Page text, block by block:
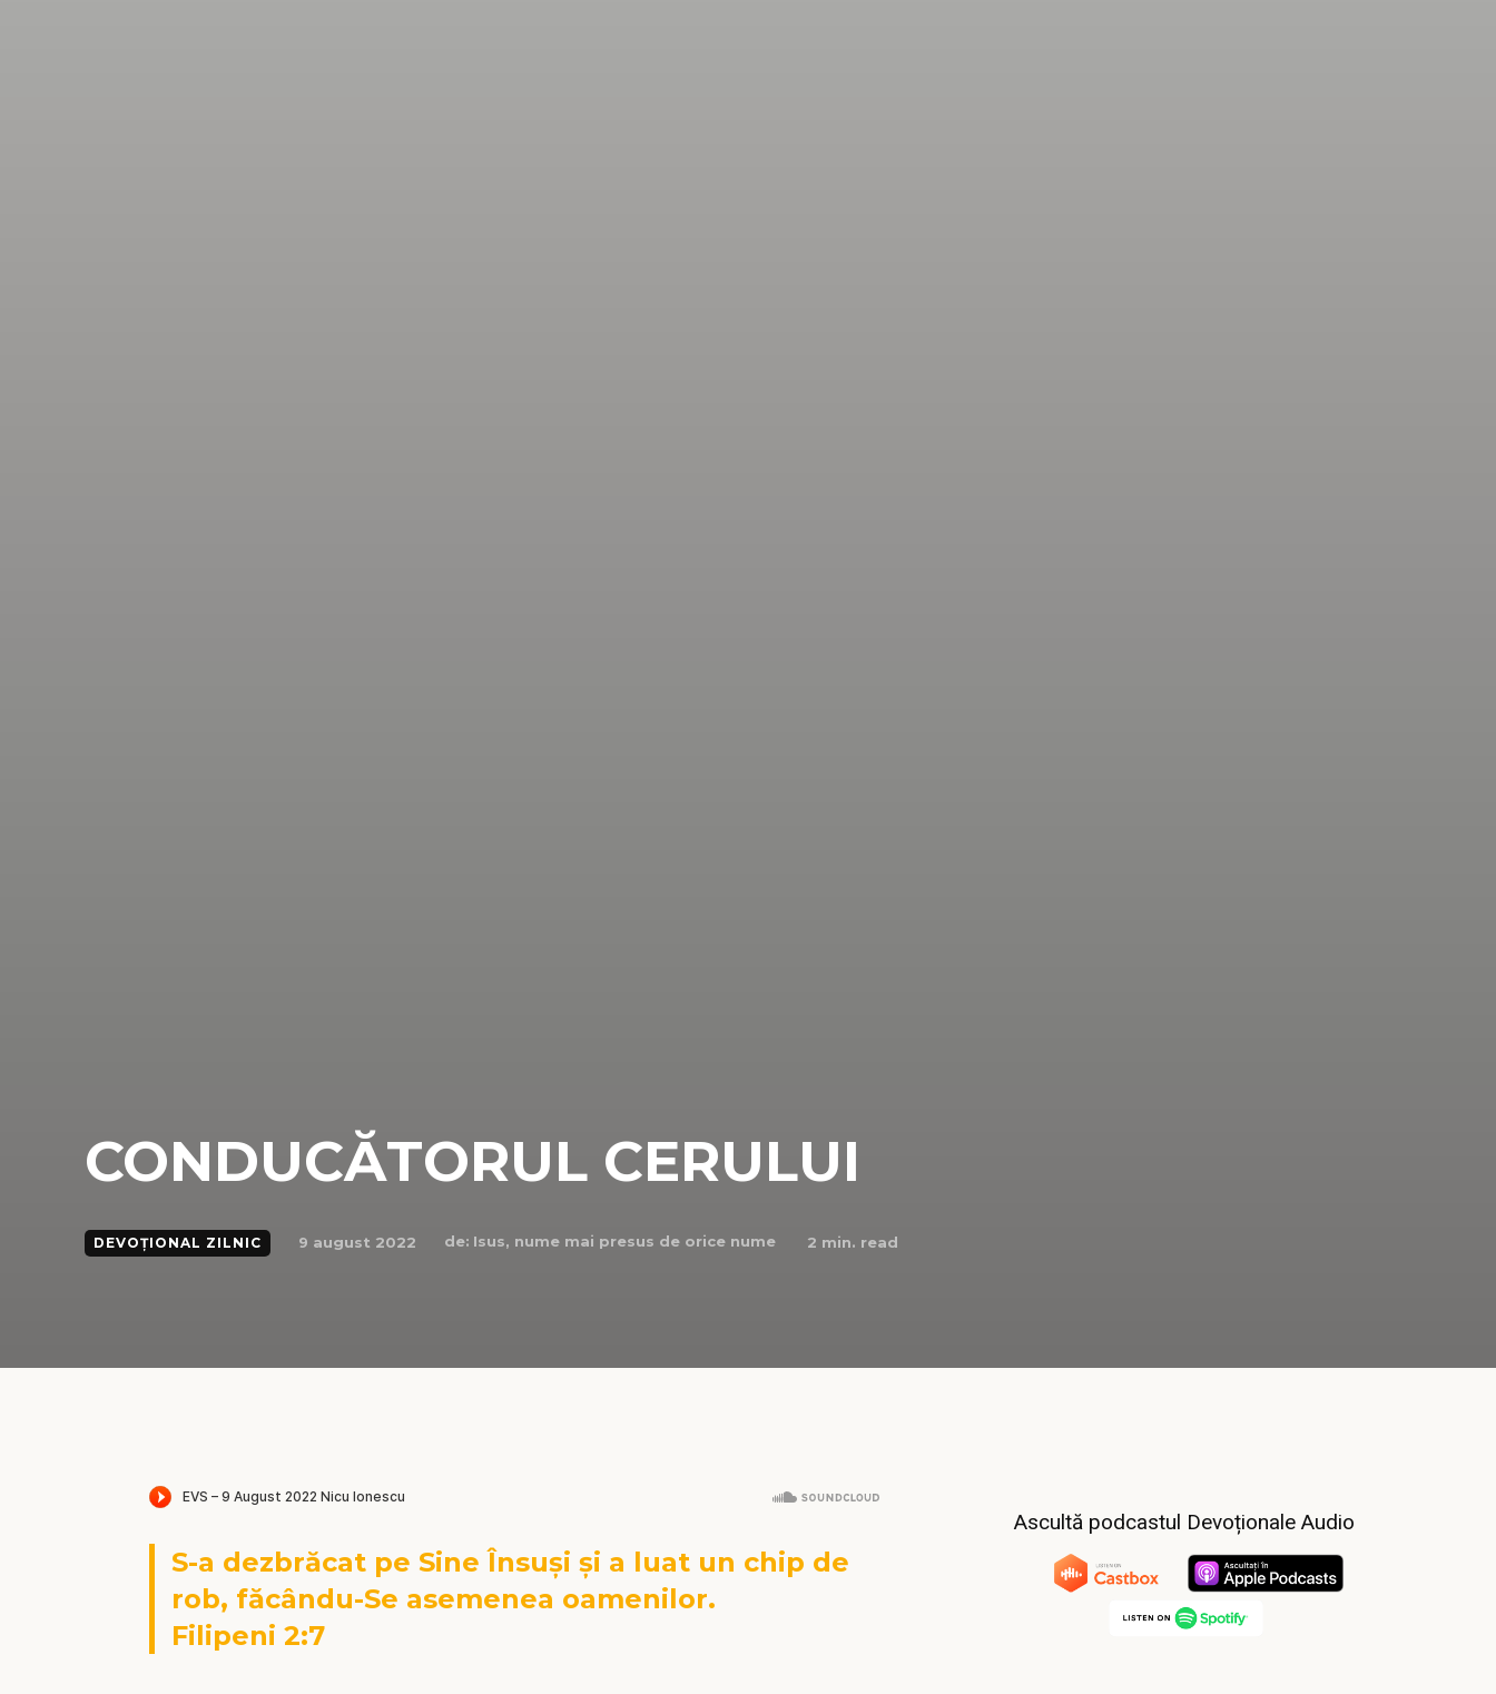
CONDUCĂTORUL CERULUI
DEVOȚIONAL ZILNIC 9 august 2022 de: Isus, nume mai presus de orice nume 2 min. read
S-a dezbrăcat pe Sine Însuși și a luat un chip de
rob, făcându-Se asemenea oamenilor.
Filipeni 2:7
Ascultă podcastul Devoționale Audio